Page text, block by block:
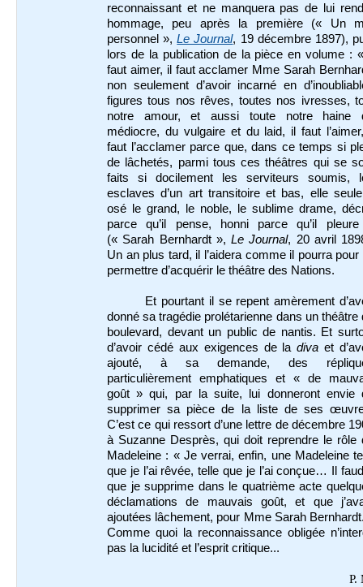
reconnaissant et ne manquera pas de lui
hommage, peu après la première (« Un
personnel »,Le Journal, 19 décembre 1897),
lors de la publication de la pièce en volume :
faut aimer, il faut acclamer Mme Sarah
non seulement d’avoir incarné en
figures tous nos rêves, toutes nos ivresses,
notre amour, et aussi toute notre haine
médiocre, du vulgaire et du laid, il faut
faut l’acclamer parce que, dans ce temps si
de lâchetés, parmi tous ces théâtres qui se
faits si docilement les serviteurs soumis,
esclaves d’un art transitoire et bas, elle
osé le grand, le noble, le sublime drame,
parce qu’il pense, honni parce qu’il
(« Sarah Bernhardt », Le Journal, 20 avril
Un an plus tard, il l’aidera comme il pourra pour
permettre d’acquérir le théâtre des Nations.
Et pourtant il se repent amèrement
donné sa tragédie prolétarienne dans un théâtre
boulevard, devant un public de nantis. Et
d’avoir cédé aux exigences de ladiva et
ajouté, à sa demande, des
particulièrement emphatiques et « de
goût » qui, par la suite, lui donneront envie
supprimer sa pièce de la liste de ses
C’est ce qui ressort d’une lettre de décembre
à Suzanne Desprès, qui doit reprendre le rôle
Madeleine : « Je verrai, enfin, une Madeleine
que je l’ai rêvée, telle que je l’ai conçue… Il
que je supprime dans le quatrième acte
déclamations de mauvais goût, et que
ajoutées lâchement, pour Mme Sarah
Comme quoi la reconnaissance obligée
pas la lucidité et l’esprit critique...
P.